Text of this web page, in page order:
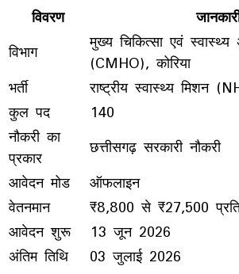
विवरण
विभाग
मुख्य चिकित्सा एवं स्वास्थ्य
(CMHO), कोरिया
भर्ती
राष्ट्रीय स्वास्थ्य मिशन
कुल पद
140
नौकरी का
प्रकार
छत्तीसगढ़ सरकारी नौकरी
आवेदन मोड
ऑफलाइन
वेतनमान
₹8,800 से ₹27,500
आवेदन शुरू
13 जून 2026
अंतिम तिथि
03 जुलाई 2026